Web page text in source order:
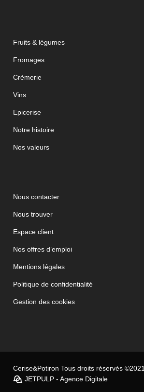
Fruits & légumes
Fromages
Crèmerie
Vins
Epicerise
Notre histoire
Nos valeurs
Nous contacter
Nous trouver
Espace client
Nos offres d’emploi
Mentions légales
Politique de confidentialité
Gestion des cookies
Cerise&Potiron Tous droits réservés ©2021
JETPULP - Agence Digitale